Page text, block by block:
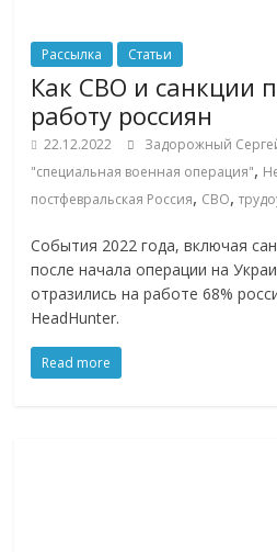
читателем.
Рассылка Статьи
Как СВО и санкции
работу россиян
22.12.2022 Задорожный
"специальная военная операция",
постфевральская Россия, СВО,
События 2022 года, включая
после начала операции на
отразились на работе 68%
HeadHunter.
Read more